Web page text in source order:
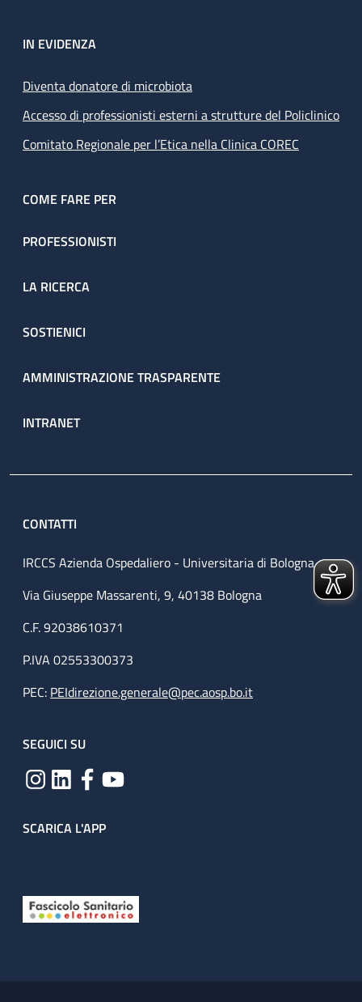
IN EVIDENZA
Diventa donatore di microbiota
Accesso di professionisti esterni a strutture del Policlinico
Comitato Regionale per l’Etica nella Clinica COREC
COME FARE PER
PROFESSIONISTI
LA RICERCA
SOSTIENICI
AMMINISTRAZIONE TRASPARENTE
INTRANET
CONTATTI
IRCCS Azienda Ospedaliero - Universitaria di Bologna
Via Giuseppe Massarenti, 9, 40138 Bologna
C.F. 92038610371
P.IVA 02553300373
PEC: PEIdirezione.generale@pec.aosp.bo.it
SEGUICI SU
SCARICA L'APP